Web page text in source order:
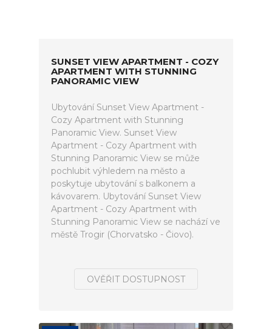
SUNSET VIEW APARTMENT - COZY
APARTMENT WITH STUNNING
PANORAMIC VIEW
Ubytování Sunset View Apartment -
Cozy Apartment with Stunning
Panoramic View. Sunset View
Apartment - Cozy Apartment with
Stunning Panoramic View se může
pochlubit výhledem na město a
poskytuje ubytování s balkonem a
kávovarem. Ubytování Sunset View
Apartment - Cozy Apartment with
Stunning Panoramic View se nachází ve
městě Trogir (Chorvatsko - Čiovo).
OVĚŘIT DOSTUPNOST